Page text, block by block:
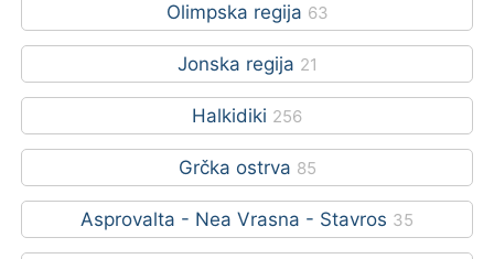
Olimpska regija63
Jonska regija21
Halkidiki256
Grčka ostrva85
Asprovalta - Nea Vrasna - Stavros35